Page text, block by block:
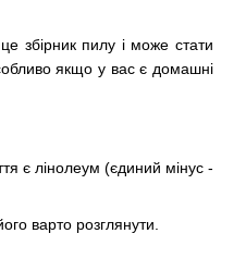
збірник пилу і може стати
якщо у вас є домашні
є лінолеум (єдиний мінус -
варто розглянути.